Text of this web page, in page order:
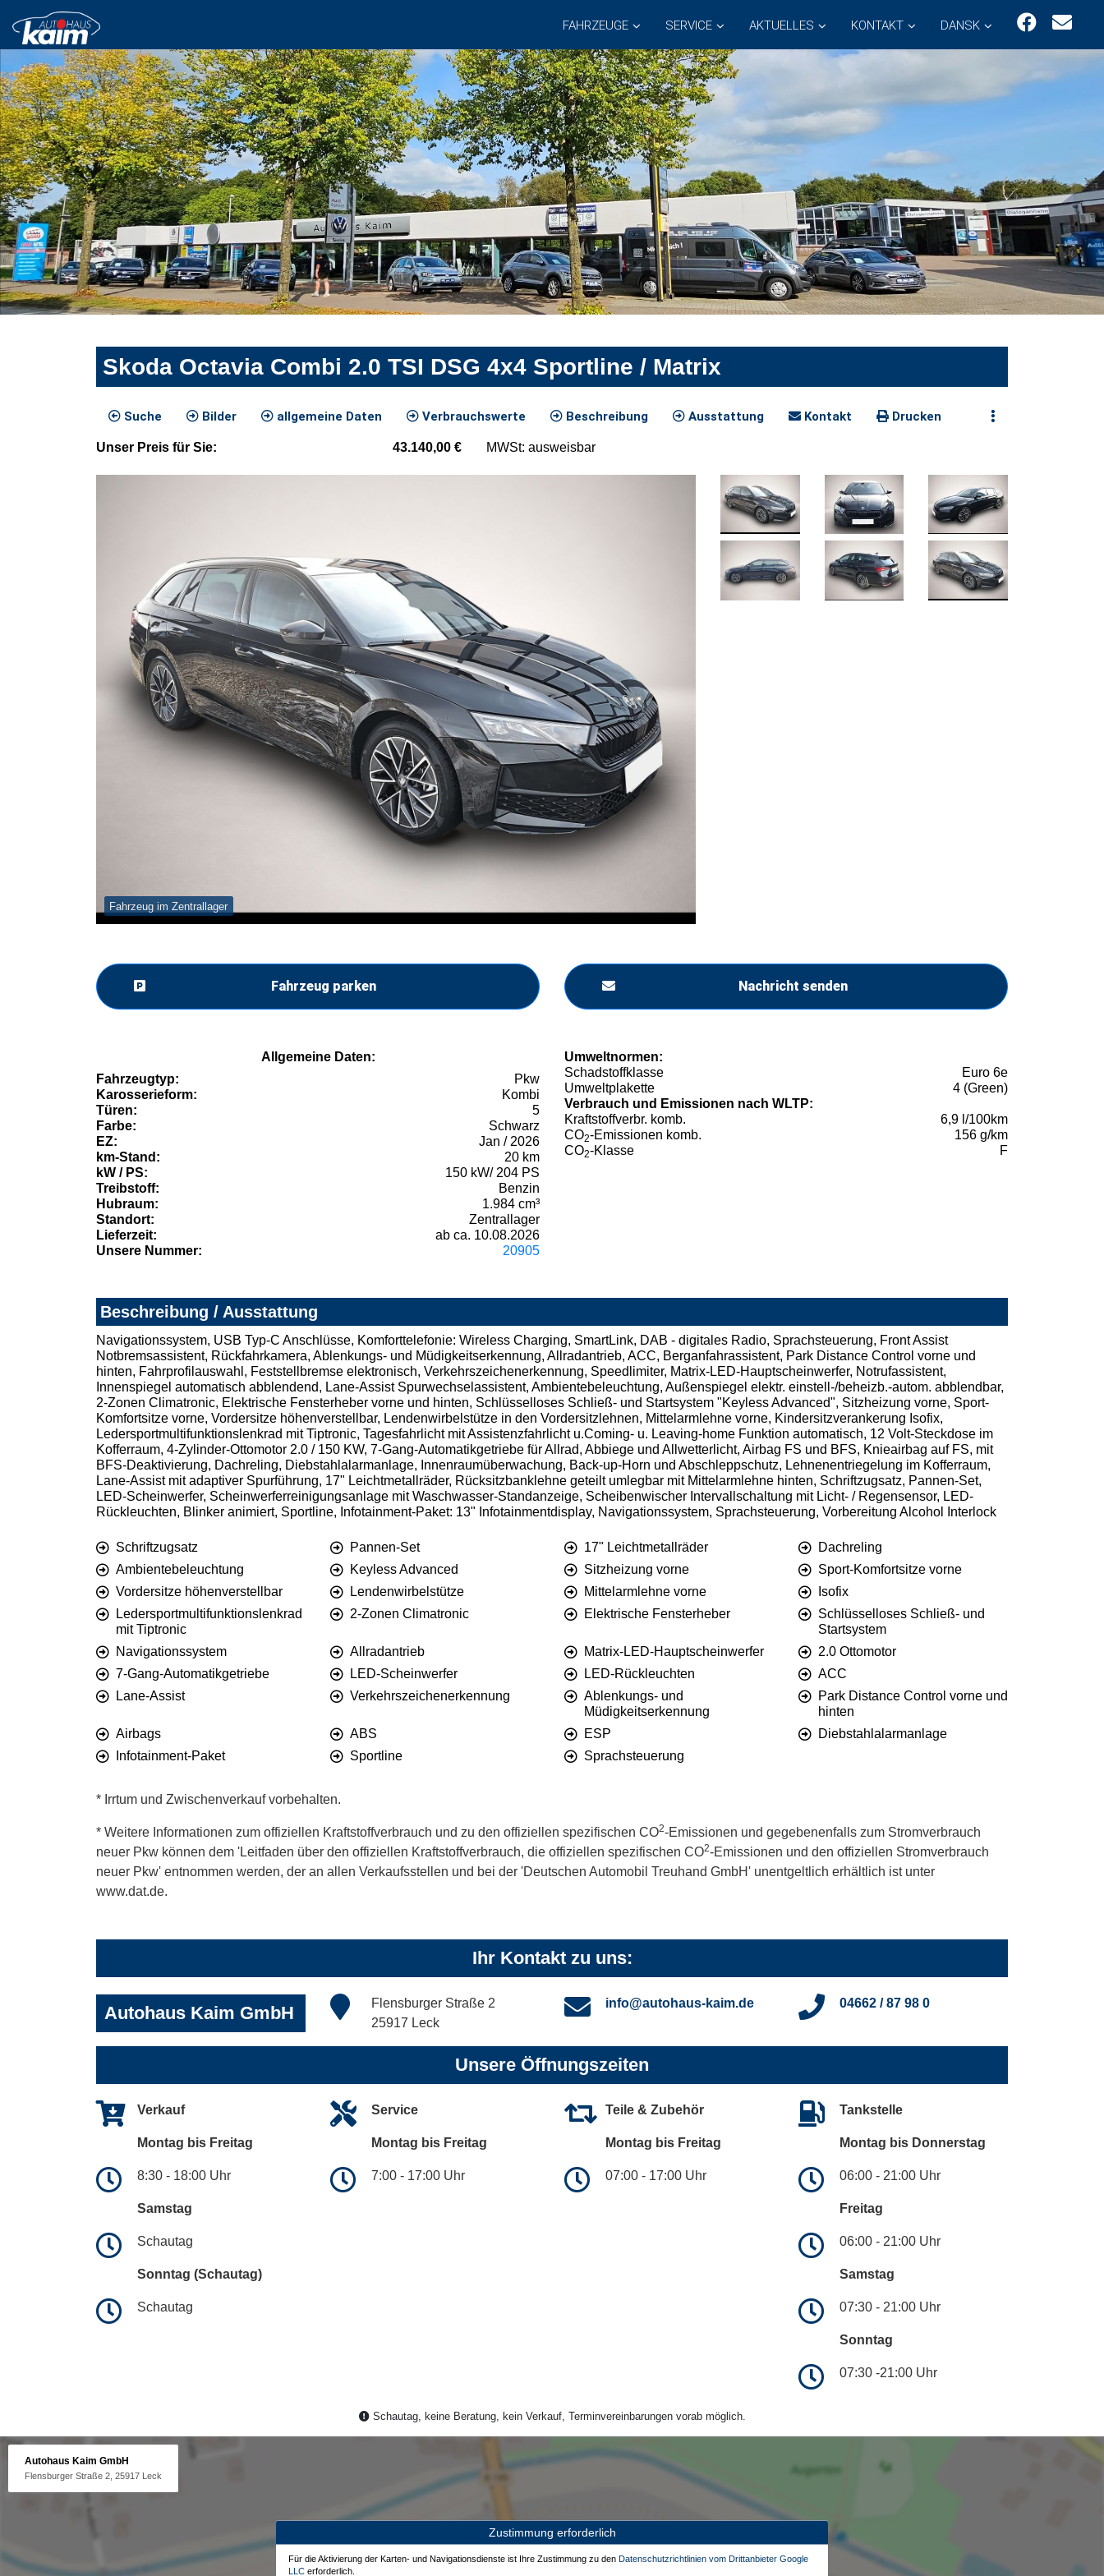
FAHRZEUGE SERVICE AKTUELLES KONTAKT DANSK
Skoda Octavia Combi 2.0 TSI DSG 4x4 Sportline / Matrix
Suche Bilder allgemeine Daten Verbrauchswerte Beschreibung Ausstattung Kontakt Drucken
Unser Preis für Sie: 43.140,00 € MWSt: ausweisbar
Fahrzeug im Zentrallager
Fahrzeug parken Nachricht senden
Allgemeine Daten:
Fahrzeugtyp:
Pkw
Karosserieform:
Kombi
Türen:
5
Farbe:
Schwarz
EZ:
Jan / 2026
km-Stand:
20 km
kW / PS:
150 kW/ 204 PS
Treibstoff:
Benzin
Hubraum:
1.984 cm³
Standort:
Zentrallager
Lieferzeit:
ab ca. 10.08.2026
Unsere Nummer:
20905
Umweltnormen:
Schadstoffklasse
Euro 6e
Umweltplakette
4 (Green)
Verbrauch und Emissionen nach WLTP:
Kraftstoffverbr. komb.
6,9 l/100km
CO2-Emissionen komb.
156 g/km
CO2-Klasse F
Beschreibung / Ausstattung
Navigationssystem, USB Typ-C Anschlüsse, Komforttelefonie: Wireless Charging, SmartLink, DAB - digitales Radio, Sprachsteuerung, Front Assist
Notbremsassistent, Rückfahrkamera, Ablenkungs- und Müdigkeitserkennung, Allradantrieb, ACC, Berganfahrassistent, Park Distance Control vorne und
hinten, Fahrprofilauswahl, Feststellbremse elektronisch, Verkehrszeichenerkennung, Speedlimiter, Matrix-LED-Hauptscheinwerfer, Notrufassistent,
Innenspiegel automatisch abblendend, Lane-Assist Spurwechselassistent, Ambientebeleuchtung, Außenspiegel elektr. einstell-/beheizb.-autom. abblendbar,
2-Zonen Climatronic, Elektrische Fensterheber vorne und hinten, Schlüsselloses Schließ- und Startsystem "Keyless Advanced", Sitzheizung vorne, Sport-
Komfortsitze vorne, Vordersitze höhenverstellbar, Lendenwirbelstütze in den Vordersitzlehnen, Mittelarmlehne vorne, Kindersitzverankerung Isofix,
Ledersportmultifunktionslenkrad mit Tiptronic, Tagesfahrlicht mit Assistenzfahrlicht u.Coming- u. Leaving-home Funktion automatisch, 12 Volt-Steckdose im
Kofferraum, 4-Zylinder-Ottomotor 2.0 / 150 KW, 7-Gang-Automatikgetriebe für Allrad, Abbiege und Allwetterlicht, Airbag FS und BFS, Knieairbag auf FS, mit
BFS-Deaktivierung, Dachreling, Diebstahlalarmanlage, Innenraumüberwachung, Back-up-Horn und Abschleppschutz, Lehnenentriegelung im Kofferraum,
Lane-Assist mit adaptiver Spurführung, 17" Leichtmetallräder, Rücksitzbanklehne geteilt umlegbar mit Mittelarmlehne hinten, Schriftzugsatz, Pannen-Set,
LED-Scheinwerfer, Scheinwerferreinigungsanlage mit Waschwasser-Standanzeige, Scheibenwischer Intervallschaltung mit Licht- / Regensensor, LED-
Rückleuchten, Blinker animiert, Sportline, Infotainment-Paket: 13" Infotainmentdisplay, Navigationssystem, Sprachsteuerung, Vorbereitung Alcohol Interlock
Schriftzugsatz Pannen-Set 17" Leichtmetallräder
Dachreling
Ambientebeleuchtung
Keyless Advanced Sitzheizung vorne
Sport-Komfortsitze vorne
Vordersitze höhenverstellbar
Lendenwirbelstütze Mittelarmlehne vorne
Isofix
Ledersportmultifunktionslenkrad
mit Tiptronic
2-Zonen Climatronic Elektrische Fensterheber
Schlüsselloses Schließ- und
Startsystem
Navigationssystem
Allradantrieb Matrix-LED-Hauptscheinwerfer
2.0 Ottomotor
7-Gang-Automatikgetriebe
LED-Scheinwerfer LED-Rückleuchten
ACC
Lane-Assist
Verkehrszeichenerkennung
Ablenkungs- und
Müdigkeitserkennung
Park Distance Control vorne und
hinten
Airbags
ABS ESP
Diebstahlalarmanlage
Infotainment-Paket
Sportline Sprachsteuerung
* Irrtum und Zwischenverkauf vorbehalten.
* Weitere Informationen zum offiziellen Kraftstoffverbrauch und zu den offiziellen spezifischen CO2-Emissionen und gegebenenfalls zum Stromverbrauch
neuer Pkw können dem 'Leitfaden über den offiziellen Kraftstoffverbrauch, die offiziellen spezifischen CO2-Emissionen und den offiziellen Stromverbrauch
neuer Pkw' entnommen werden, der an allen Verkaufsstellen und bei der 'Deutschen Automobil Treuhand GmbH' unentgeltlich erhältlich ist unter
www.dat.de.
Ihr Kontakt zu uns:
Autohaus Kaim GmbH
Flensburger Straße 2
25917 Leck
info@autohaus-kaim.de 04662 / 87 98 0
Unsere Öffnungszeiten
Verkauf
Montag bis Freitag
8:30 - 18:00 Uhr
Samstag
Schautag
Sonntag (Schautag)
Schautag
Service
Montag bis Freitag
7:00 - 17:00 Uhr
Teile & Zubehör
Montag bis Freitag
07:00 - 17:00 Uhr
Tankstelle
Montag bis Donnerstag
06:00 - 21:00 Uhr
Freitag
06:00 - 21:00 Uhr
Samstag
07:30 - 21:00 Uhr
Sonntag
07:30 -21:00 Uhr
Schautag, keine Beratung, kein Verkauf, Terminvereinbarungen vorab möglich.
Autohaus Kaim GmbH
Flensburger Straße 2, 25917 Leck
Zustimmung erforderlich
Für die Aktivierung der Karten- und Navigationsdienste ist Ihre Zustimmung zu den Datenschutzrichtlinien vom Drittanbieter Google
LLC erforderlich.